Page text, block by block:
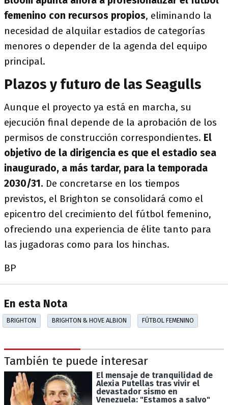
femenino con recursos propios, eliminando la
necesidad de alquilar estadios de categorías
menores o depender de la agenda del equipo
principal.
Plazos y futuro de las Seagulls
Aunque el proyecto ya está en marcha, su
ejecución final depende de la aprobación de los
permisos de construcción correspondientes. El
objetivo de la dirigencia es que el estadio sea
inaugurado, a más tardar, para la temporada
2030/31. De concretarse en los tiempos
previstos, el Brighton se consolidará como el
epicentro del crecimiento del fútbol femenino,
ofreciendo una experiencia de élite tanto para
las jugadoras como para los hinchas.
BP
En esta Nota
BRIGHTON BRIGHTON & HOVE ALBION FÚTBOL FEMENINO
También te puede interesar
El mensaje de tranquilidad de
Alexia Putellas tras vivir el
devastador sismo en
Venezuela: "Estamos a salvo"